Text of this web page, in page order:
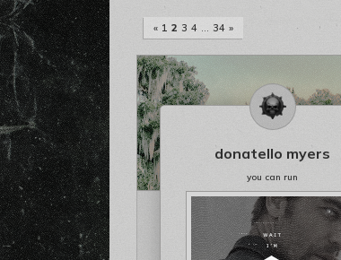
« 1 2 3 4 … 34 »
donatello myers
you can run